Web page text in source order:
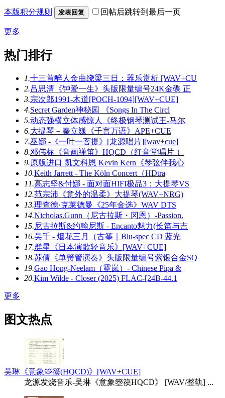
本版积分规则 发表回复 回帖后跳转到最后一页
更多
热门排行
1.十三首醉人金曲绕梁三日：器乐赏析 [WAV+CU
2.吕思清《钟爱一生》头版限量编号24K金碟 正
3.宗次郎1991-木道[POCH-1094][WAV+CUE]
4.Secret Garden神秘园 《Songs In The Circl
5.动态强横立体感惊人《终极钢琴测试王-马尔
6.大提琴－秦立巍《千言万语》APE+CUE
7.巫娜 -《一叶一菩提》[龙源唱片][wav+cue]
8.邓伟标《音画禅笛》HQCD（红音堂唱片 ）
9.原版进口 凯文科恩 Kevin Kern《琴弦伴我心
10.Keith Jarrett - The Köln Concert（HDtra
11.高志坚&付娜 - 面对面HIFI极品3：大提琴VS
12.范宗沛《意外的温柔》大提琴(WAV+NRG)
13.理查德·克莱德曼《25年金选》WAV DTS
14.Nicholas.Gunn（尼古拉斯・冈恩）-Passion.
15.尼古拉斯&约翰尼斯 - Encanto魅力(长笛与吉
16.吴千 - 烟花三月（古筝｜Blu-spec CD 蓝光
17.群星《日本演歌轻音乐》[WAV+CUE]
18.苏倩《单簧管演奏》头版限量编号紫银合金SQ
19.Gao Hong-Neelam（霓岚）- Chinese Pipa &
20.Kim Wilde - Closer (2025) FLAC-[24B-44.1
更多
图文热点
吴琳《意象箜篌(HQCD)》[WAV+CUE]
龙源发烧音乐-吴琳《意象箜篌HQCD》 [WAV/整轨] ...